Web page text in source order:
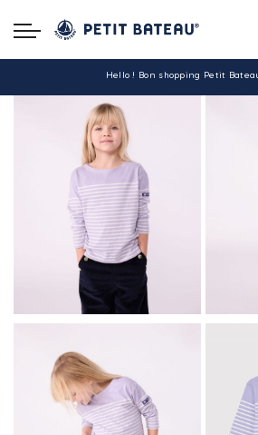
La livraison est assurée partout
-10% pour tout paiement par carte